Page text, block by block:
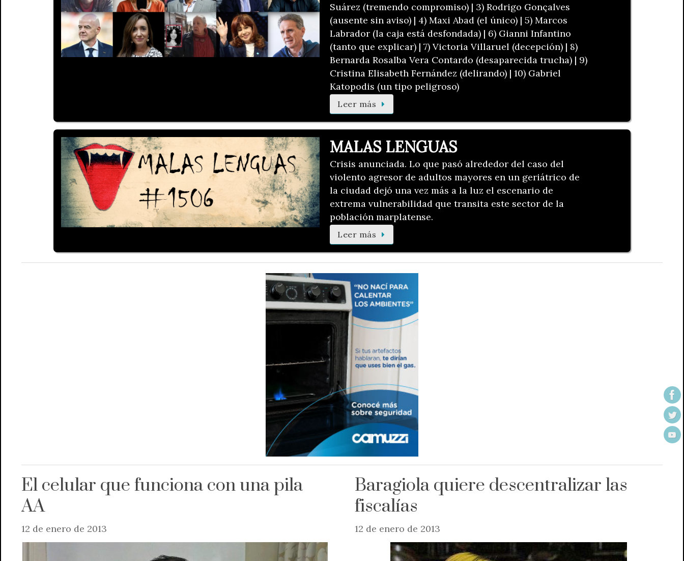
Suárez (tremendo compromiso) | 3) Rodrigo Gonçalves
(ausente sin aviso) | 4) Maxi Abad (el único) | 5) Marcos
Labrador (la caja está desfondada) | 6) Gianni Infantino
(tanto que explicar) | 7) Victoria Villaruel (decepción) | 8)
Bernarda Rosalba Vera Contardo (desaparecida trucha) | 9)
Cristina Elisabeth Fernández (delirando) | 10) Gabriel
Katopodis (un tipo peligroso)
Leer más
MALAS LENGUAS
Crisis anunciada. Lo que pasó alrededor del caso del
violento agresor de adultos mayores en un geriátrico de
la ciudad dejó una vez más a la luz el escenario de
extrema vulnerabilidad que transita este sector de la
población marplatense.
Leer más
El celular que funciona con una pila
AA
12 de enero de 2013
Baragiola quiere descentralizar las
fiscalías
12 de enero de 2013